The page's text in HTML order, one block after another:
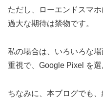
ただし、ローエンドスマ
過大な期待は禁物です。
私の場合は、いろいろな
重視で、Google Pixel を選
ちなみに、本ブログでも、